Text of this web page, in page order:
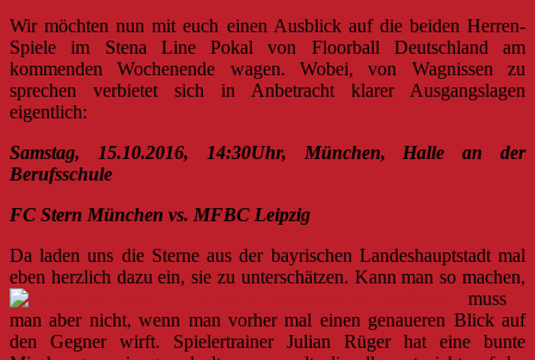
Wir möchten nun mit euch einen Ausblick auf die beiden Herren-
Spiele im Stena Line Pokal von Floorball Deutschland am
kommenden Wochenende wagen. Wobei, von Wagnissen zu
sprechen verbietet sich in Anbetracht klarer Ausgangslagen
eigentlich:
Samstag, 15.10.2016, 14:30Uhr, München, Halle an der
Berufsschule
FC Stern München vs. MFBC Leipzig
Da laden uns die Sterne aus der bayrischen Landeshauptstadt mal
eben herzlich dazu ein, sie zu unterschätzen. Kann man so machen,
muss
man aber nicht, wenn man vorher mal einen genaueren Blick auf
den Gegner wirft. Spielertrainer Julian Rüger hat eine bunte